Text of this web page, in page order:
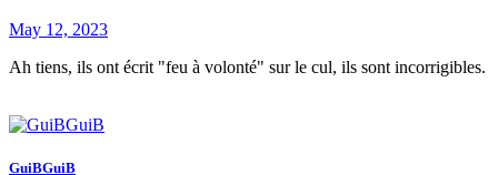
May 12, 2023
Ah tiens, ils ont écrit "feu à volonté" sur le cul, ils sont incorrigibles.
GuiBGuiB